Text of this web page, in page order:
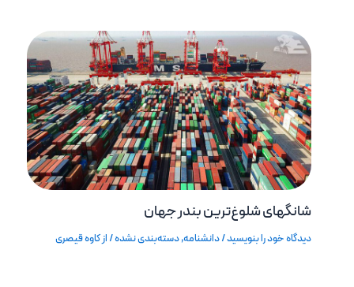
شانگهای شلوغ‌ترین بندر جهان
دیدگاه‌ خود را بنویسید/دانشنامه,دسته‌بندی نشده/ ازکاوه قیصری